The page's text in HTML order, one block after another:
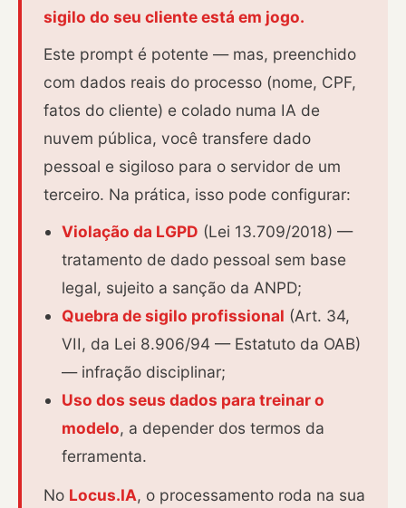
sigilo do seu cliente está em jogo.
Este prompt é potente — mas, preenchido
com dados reais do processo (nome, CPF,
fatos do cliente) e colado numa IA de
nuvem pública, você transfere dado
pessoal e sigiloso para o servidor de um
terceiro. Na prática, isso pode configurar:
Violação da LGPD (Lei 13.709/2018) —
tratamento de dado pessoal sem base
legal, sujeito a sanção da ANPD;
Quebra de sigilo profissional (Art. 34,
VII, da Lei 8.906/94 — Estatuto da OAB)
— infração disciplinar;
Uso dos seus dados para treinar o
modelo, a depender dos termos da
ferramenta.
No Locus.IA, o processamento roda na sua